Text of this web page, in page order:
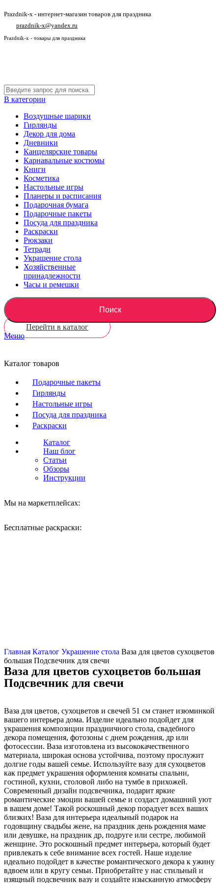
Prazdnik-x - интернет-магазин товаров для праздника
prazdnik-x@yandex.ru
Prazdnik-x - товары для праздника
В категории
Воздушные шарики
Гирлянды
Декор для дома
Дневники
Канцелярские товары
Карнавальные костюмы
Книги
Косметика
Настольные игры
Планеры и расписания
Подарочная бумага
Подарочные пакеты
Посуда для праздника
Раскраски
Рюкзаки
Тетради
Украшение стола
Хозяйственные
принадлежности
Часы и ремешки
Поиск
Перейти в каталог
Меню
Каталог товаров
Подарочные пакеты
Гирлянды
Настольные игры
Посуда для праздника
Раскраски
Каталог
Наш блог
Статьи
Обзоры
Инструкции
Мы на маркетплейсах:
Бесплатные раскраски:
Главная Каталог Украшение стола Ваза для цветов сухоцветов
большая Подсвечник для свечи
Ваза для цветов сухоцветов большая
Подсвечник для свечи
Ваза для цветов, сухоцветов и свечей 51 см станет изюминкой
вашего интерьера дома. Изделие идеально подойдет для
украшения композиции праздничного стола, свадебного
декора помещения, фотозоны с днем рождения, др или
фотосессии. Ваза изготовлена из высококачественного
материала, широкая основа устойчива, поэтому прослужит
долгие годы вашей семье. Используйте вазу для сухоцветов
как предмет украшения оформления комнаты спальни,
гостиной, кухни, столовой либо на тумбе в прихожей.
Современный дизайн подсвечника, подарит яркие
романтические эмоции вашей семье и создаст домашний уют
в вашем доме! Такой роскошный декор порадует всех ваших
близких! Ваза для интерьера идеальный подарок на
годовщину свадьбы жене, на праздник день рождения маме
или девушке, на праздник др, подруге или сестре, любимой
женщине. Это роскошный предмет интерьера, который будет
привлекать к себе внимание всех гостей. Наше изделие
идеально подойдет в качестве романтического декора к ужину
вдвоем или в кругу семьи. Приобретайте у нас стильный и
изящный подсвечник вазу и создайте изысканную атмосферу